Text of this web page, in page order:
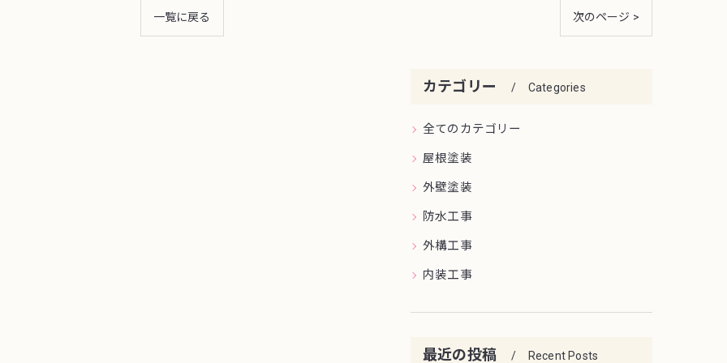
一覧に戻る 次のページ >
カテゴリー Categories
全てのカテゴリー
屋根塗装
外壁塗装
防水工事
外構工事
内装工事
最近の投稿 Recent Posts